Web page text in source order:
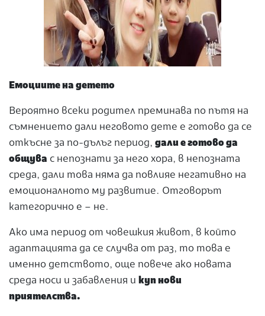
Емоциите на детето
Вероятно всеки родител преминава по пътя на
съмнението дали неговото дете е готово да се
откъсне за по-дълъг период, дали е готово да
общува с непознати за него хора, в непозната
среда, дали това няма да повлияе негативно на
емоционалното му развитие. Отговорът
категорично е – не.
Ако има период от човешкия живот, в който
адаптацията да се случва от раз, то това е
именно детството, още повече ако новата
среда носи и забавления и куп нови
приятелства.